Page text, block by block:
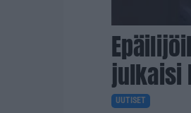
julkaisi
UUTISET